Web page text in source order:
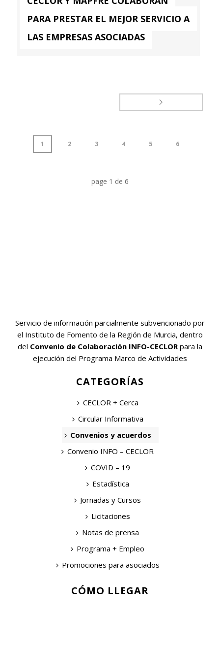
PARA PRESTAR EL MEJOR SERVICIO A
LAS EMPRESAS ASOCIADAS
1 2 3 4 5 6
page 1 de 6
Servicio de información parcialmente subvencionado por
el Instituto de Fomento de la Región de Murcia, dentro
del Convenio de Colaboración INFO-CECLOR para la
ejecución del Programa Marco de Actividades
CATEGORÍAS
CECLOR + Cerca
Circular Informativa
Convenios y acuerdos
Convenio INFO – CECLOR
COVID – 19
Estadística
Jornadas y Cursos
Licitaciones
Notas de prensa
Programa + Empleo
Promociones para asociados
CÓMO LLEGAR